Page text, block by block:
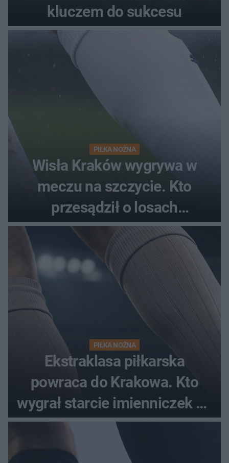
kluczem do sukcesu
PIŁKA NOŻNA
Wisła Kraków wygrywa w
meczu na szczycie. Kto
przesądził o losach
spotkania?
PIŁKA NOŻNA
Ekstraklasa piłkarska
powraca do Krakowa. Kto
wygrał starcie imienniczek na
pełnym stadionie